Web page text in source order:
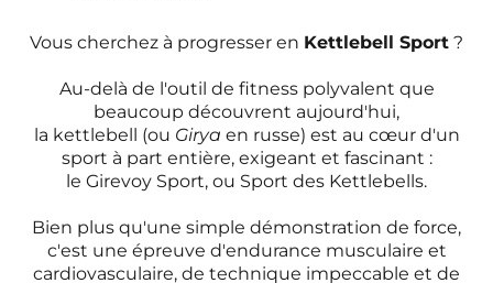
Vous cherchez à progresser en Kettlebell Sport ?
Au-delà de l'outil de fitness polyvalent que
beaucoup découvrent aujourd'hui,
la kettlebell (ou Girya en russe) est au cœur d'un
sport à part entière, exigeant et fascinant :
le Girevoy Sport, ou Sport des Kettlebells.
Bien plus qu'une simple démonstration de force,
c'est une épreuve d'endurance musculaire et
cardiovasculaire, de technique impeccable et de